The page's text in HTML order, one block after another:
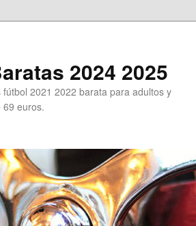
2024 2025
2021 2022 barata para adultos y
69 euros.